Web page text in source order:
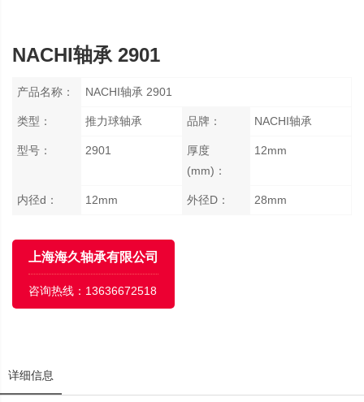
NACHI轴承 2901
产品名称： NACHI轴承 2901
类型： 推力球轴承 品牌： NACHI轴承
型号： 2901
厚度
(mm)：
12mm
内径d： 12mm 外径D： 28mm
上海海久轴承有限公司
咨询热线： 13636672518
详细信息